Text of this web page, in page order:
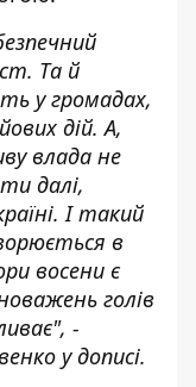
Та й
у громадах,
дій. А,
влада не
далі,
І такий
в
восени є
голів
-
у дописі.